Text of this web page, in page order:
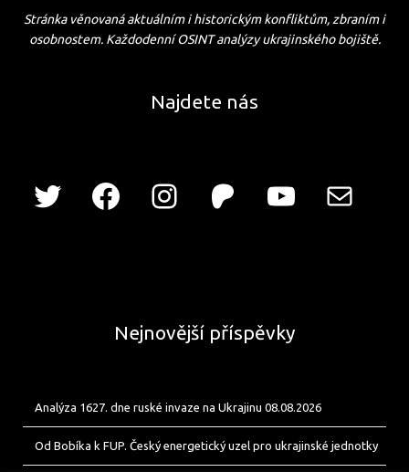
Stránka věnovaná aktuálním i historickým konfliktům, zbraním i
osobnostem. Každodenní OSINT analýzy ukrajinského bojiště.
Najdete nás
Nejnovější příspěvky
Analýza 1627. dne ruské invaze na Ukrajinu 08.08.2026
Od Bobíka k FUP. Český energetický uzel pro ukrajinské jednotky